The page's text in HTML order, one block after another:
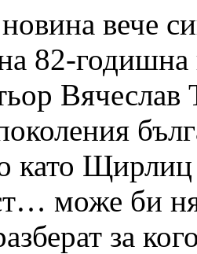
вече
82-годишна
Вячеслав
като Щирлиц
може би
за